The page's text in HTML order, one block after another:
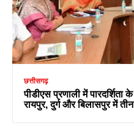
छत्तीसगढ़
पीडीएस प्रणाली में
रायपुर, दुर्ग और बिलासपुर में